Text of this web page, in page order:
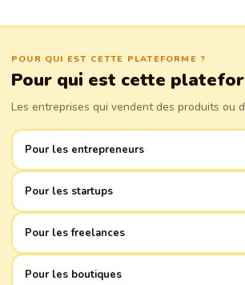
POUR QUI EST CETTE PLATEFORME ?
Pour qui est cette
Les entreprises qui vendent des produits ou
Pour les entrepreneurs
succès !
Pour les startups
avec nous !
Pour les freelances
Pour les boutiques